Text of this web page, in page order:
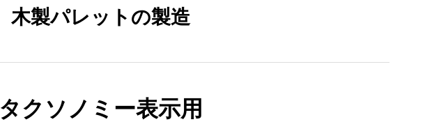
木製パレットの製造
タクソノミー表示用